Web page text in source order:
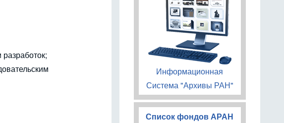
Информационная
Система "Архивы РАН"
Список фондов АРАН